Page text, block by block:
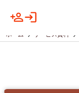
ホーム サービス資料